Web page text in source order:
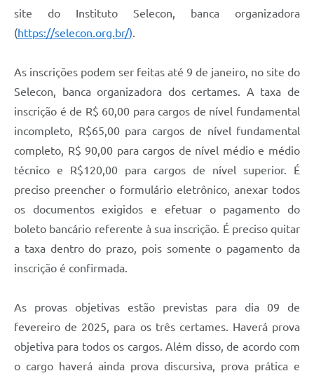
site do Instituto Selecon, banca organizadora
(https://selecon.org.br/).
As inscrições podem ser feitas até 9 de janeiro, no site do
Selecon, banca organizadora dos certames. A taxa de
inscrição é de R$ 60,00 para cargos de nível fundamental
incompleto, R$65,00 para cargos de nível fundamental
completo, R$ 90,00 para cargos de nível médio e médio
técnico e R$120,00 para cargos de nível superior. É
preciso preencher o formulário eletrônico, anexar todos
os documentos exigidos e efetuar o pagamento do
boleto bancário referente à sua inscrição. É preciso quitar
a taxa dentro do prazo, pois somente o pagamento da
inscrição é confirmada.
As provas objetivas estão previstas para dia 09 de
fevereiro de 2025, para os três certames. Haverá prova
objetiva para todos os cargos. Além disso, de acordo com
o cargo haverá ainda prova discursiva, prova prática e